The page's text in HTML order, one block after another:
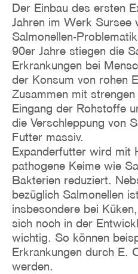
Der Einbau des ersten
Jahren im Werk Sursee
Salmonellen-
90er Jahre stiegen die
Erkrankungen bei
der Konsum von rohen
Zusammen mit
Eingang der Rohstoffe
die Verschleppung von
Futter massiv.
Expanderfutter wird mit
pathogene Keime wie
Bakterien reduziert.
bezüglich Salmonellen
insbesondere bei
sich noch in der
wichtig. So können
Erkrankungen durch E.
werden.